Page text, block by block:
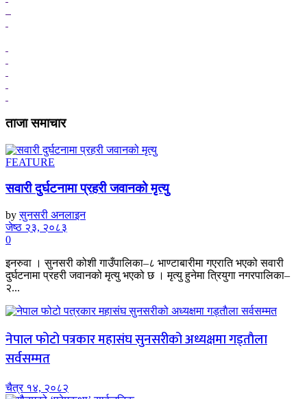
ताजा समाचार
FEATURE
सवारी दुर्घटनामा प्रहरी जवानको मृत्यु
by सुनसरी अनलाइन
जेष्ठ २३, २०८३
0
इनरुवा । सुनसरी कोशी गाउँपालिका–८ भाण्टाबारीमा गएराति भएको सवारी
दुर्घटनामा प्रहरी जवानको मृत्यु भएको छ । मृत्यु हुनेमा त्रियुगा नगरपालिका–
२...
नेपाल फोटो पत्रकार महासंघ सुनसरीको अध्यक्षमा गड्ताैला
सर्वसम्मत
चैत्र १४, २०८२